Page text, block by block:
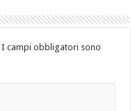
I campi obbligatori sono